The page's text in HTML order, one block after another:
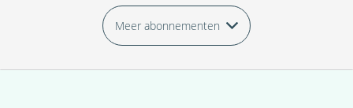
Meer abonnementen